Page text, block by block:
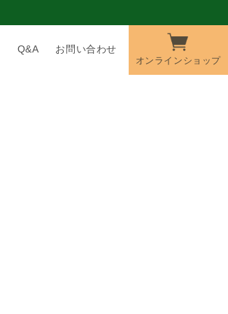
Q&A お問い合わせ
オンラインショップ